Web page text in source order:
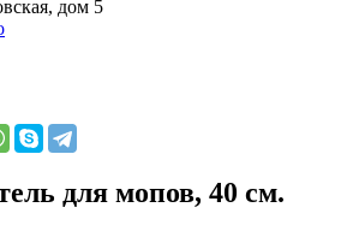
дом 5
для мопов, 40 см.